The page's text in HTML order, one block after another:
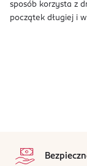
sposób korzysta z
początek długiej i